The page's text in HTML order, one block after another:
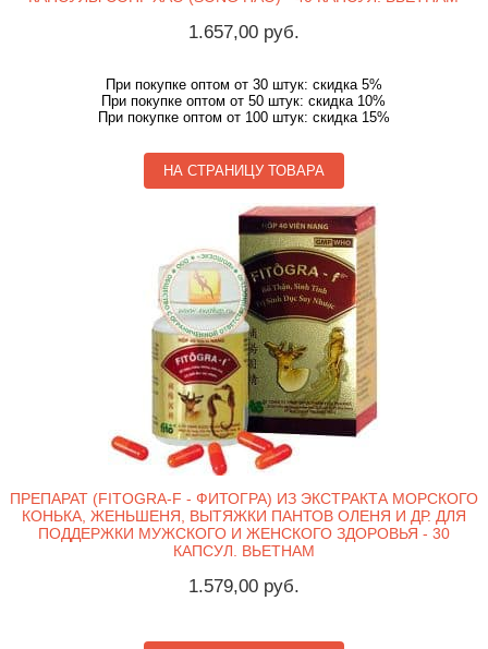
1.657,00 руб.
При покупке оптом от 30 штук: скидка 5%
При покупке оптом от 50 штук: скидка 10%
При покупке оптом от 100 штук: скидка 15%
НА СТРАНИЦУ ТОВАРА
ПРЕПАРАТ (FITOGRA-F - ФИТОГРА) ИЗ ЭКСТРАКТА МОРСКОГО
КОНЬКА, ЖЕНЬШЕНЯ, ВЫТЯЖКИ ПАНТОВ ОЛЕНЯ И ДР. ДЛЯ
ПОДДЕРЖКИ МУЖСКОГО И ЖЕНСКОГО ЗДОРОВЬЯ - 30
КАПСУЛ. ВЬЕТНАМ
1.579,00 руб.